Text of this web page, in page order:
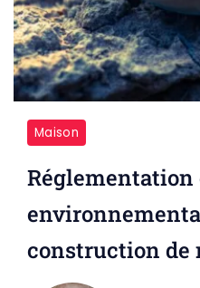
Maison
Réglementation
construction de